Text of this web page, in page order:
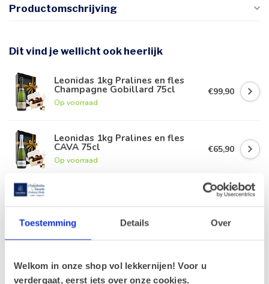
Toestemming Details Over
Welkom in onze shop vol lekkernijen! Voor u
verdergaat, eerst iets over onze cookies.
Productomschrijving
Dit vind je wellicht ook heerlijk
Leonidas 1kg Pralines en fles
Champagne Gobillard 75cl
Op voorraad
€99,90
Leonidas 1kg Pralines en fles
CAVA 75cl
Op voorraad
€65,90
Op voorraad
Duvel 75cl
Op voorraad